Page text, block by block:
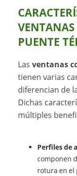
PUENTE
Lasventanas
tienen varias
diferencian de
Dichas
múltiples
Perfiles de
componen
rotura en el